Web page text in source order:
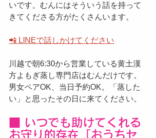
いです。むんにはそういう話を持って
きてくださる方がたくさんいます。
📲 LINEで話しかけてください
川越で朝6:30から営業している黄土漢
方よもぎ蒸し専門店はむんだけです。
男女ペアOK、当日予約OK。「蒸した
い」と思ったその日に来てください。
■ いつでも助けてくれる
お守り的存在「おうちセ